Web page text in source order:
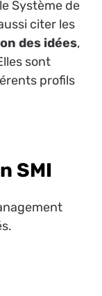
Système de
citer les
des idées,
sont
profils
SMI